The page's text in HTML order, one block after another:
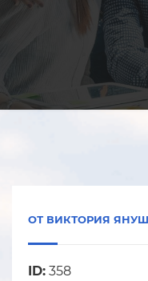
ОТ ВИКТОРИЯ
ID: 358